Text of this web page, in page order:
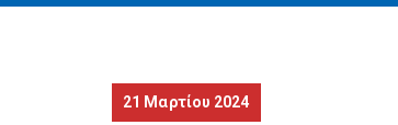
21 Μαρτίου 2024